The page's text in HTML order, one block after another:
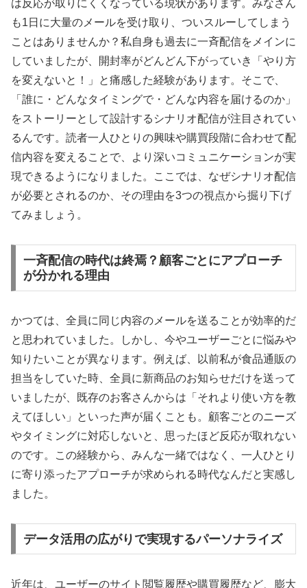
は反応が取りにくくなっている現状があります。みなさん
も1日に大量のメールを受け取り、ついスルーしてしまう
ことはありませんか？私自身も過去に一斉配信をメインに
していましたが、開封率がどんどん下がっていき「やり方
を変えないと！」と痛感した経験があります。そこで、
「誰に・どんなタイミングで・どんな内容を届けるのか」
をストーリーとして設計するシナリオ配信が注目されてい
るんです。読者一人ひとりの興味や購買段階に合わせて配
信内容を変えることで、より深いコミュニケーションが実
現できるようになりました。ここでは、なぜシナリオ配信
が必要とされるのか、その理由を3つの視点から掘り下げ
てみましょう。
一斉配信の時代は終焉？顧客ごとにアプローチ
が分かれる理由
かつては、全員に同じ内容のメールを送ることが効率的だ
と思われていました。しかし、今やユーザーごとに悩みや
知りたいことが異なります。例えば、以前私が食品通販の
担当をしていた時、全員に新商品のお知らせだけを送って
いましたが、既存のお客さんからは「それより使い方を教
えてほしい」といった声が届くことも。顧客ごとのニーズ
やタイミングに対応しないと、思ったほど反応が取れない
のです。この経験から、みんな一緒ではなく、一人ひとり
に寄り添ったアプローチが求められる時代なんだと実感し
ました。
データ活用の広がりで実現するパーソナライズ
近年は、ユーザーのサイト閲覧履歴や購買履歴など、膨大